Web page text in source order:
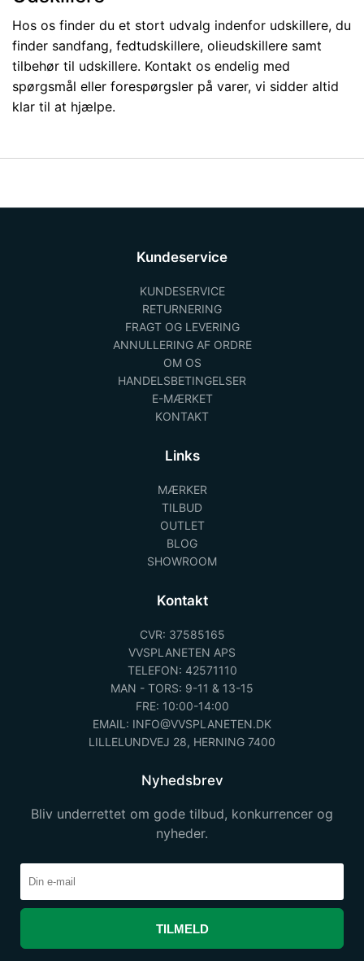
Hos os finder du et stort udvalg indenfor udskillere, du
finder sandfang, fedtudskillere, olieudskillere samt
tilbehør til udskillere. Kontakt os endelig med
spørgsmål eller forespørgsler på varer, vi sidder altid
klar til at hjælpe.
Kundeservice
KUNDESERVICE
RETURNERING
FRAGT OG LEVERING
ANNULLERING AF ORDRE
OM OS
HANDELSBETINGELSER
E-MÆRKET
KONTAKT
Links
MÆRKER
TILBUD
OUTLET
BLOG
SHOWROOM
Kontakt
CVR: 37585165
VVSPLANETEN APS
TELEFON: 42571110
MAN - TORS: 9-11 & 13-15
FRE: 10:00-14:00
EMAIL: INFO@VVSPLANETEN.DK
LILLELUNDVEJ 28, HERNING 7400
Nyhedsbrev
Bliv underrettet om gode tilbud, konkurrencer og
nyheder.
TILMELD